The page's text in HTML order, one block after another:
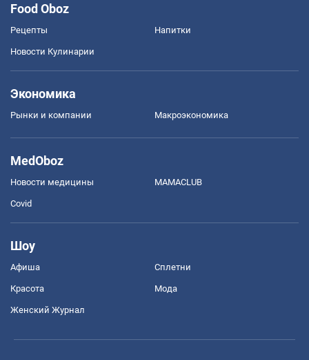
Food Oboz
Рецепты Напитки
Новости Кулинарии
Экономика
Рынки и компании Mакроэкономика
MedOboz
Новости медицины MAMACLUB
Covid
Шоу
Афиша Сплетни
Красота Мода
Женский Журнал